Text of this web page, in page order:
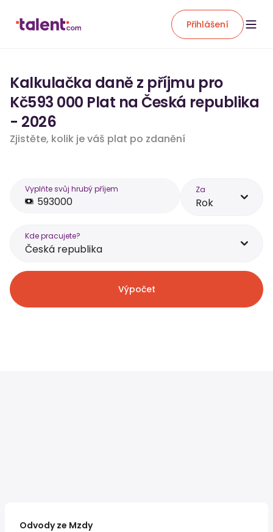
Přihlášení
Kalkulačka daně z příjmu pro
Kč593 000 Plat na Česká republika
- 2026
Zjistěte, kolik je váš plat po zdanění
Vyplňte svůj hrubý příjem Za
Rok
Kde pracujete?
Česká republika
Výpočet
Odvody ze Mzdy